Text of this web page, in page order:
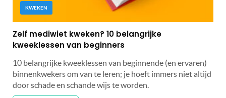
KWEKEN
Zelf mediwiet kweken? 10 belangrijke
kweeklessen van beginners
10 belangrijke kweeklessen van beginnende (en ervaren)
binnenkwekers om van te leren; je hoeft immers niet altijd
door schade en schande wijs te worden.